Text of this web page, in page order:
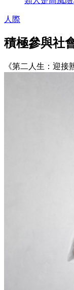
人際
積極參與社
《第二人生：迎接